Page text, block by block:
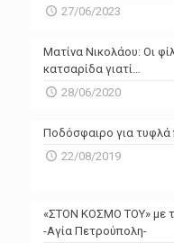
27/06/2023
Ματίνα Νικολάου: Οι
κατσαρίδα γιατί…
28/06/2020
Ποδόσφαιρο για τυφλά
22/08/2019
«ΣΤΟΝ ΚΟΣΜΟ ΤΟΥ» με
-Αγία Πετρούπολη-